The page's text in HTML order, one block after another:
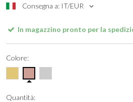
Consegna a: IT/EUR
In magazzino pronto per la
Colore:
Quantità: